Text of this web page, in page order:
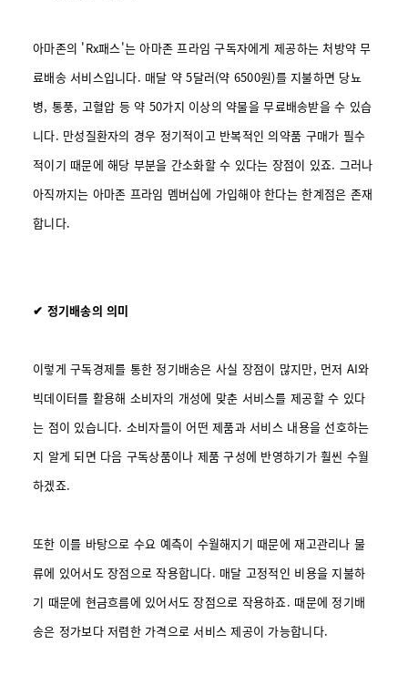
아마존의 'Rx패스'는 아마존 프라임 구독자에게 제공하는 처방약 무
료배송 서비스입니다. 매달 약 5달러(약 6500원)를 지불하면 당뇨
병, 통풍, 고혈압 등 약 50가지 이상의 약물을 무료배송받을 수 있습
니다. 만성질환자의 경우 정기적이고 반복적인 의약품 구매가 필수
적이기 때문에 해당 부분을 간소화할 수 있다는 장점이 있죠. 그러나
아직까지는 아마존 프라임 멤버십에 가입해야 한다는 한계점은 존재
합니다.
✔ 정기배송의 의미
이렇게 구독경제를 통한 정기배송은 사실 장점이 많지만, 먼저 AI와
빅데이터를 활용해 소비자의 개성에 맞춘 서비스를 제공할 수 있다
는 점이 있습니다. 소비자들이 어떤 제품과 서비스 내용을 선호하는
지 알게 되면 다음 구독상품이나 제품 구성에 반영하기가 훨씬 수월
하겠죠.
또한 이를 바탕으로 수요 예측이 수월해지기 때문에 재고관리나 물
류에 있어서도 장점으로 작용합니다. 매달 고정적인 비용을 지불하
기 때문에 현금흐름에 있어서도 장점으로 작용하죠. 때문에 정기배
송은 정가보다 저렴한 가격으로 서비스 제공이 가능합니다.